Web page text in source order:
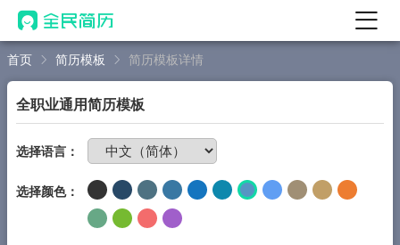
首页
AI 简历工具
AI 优化简历
AI 翻译简历
AI 诊断简历
首页 简历模板 简历模板详情
全职业通用简历模板
选择语言：
选择颜色：